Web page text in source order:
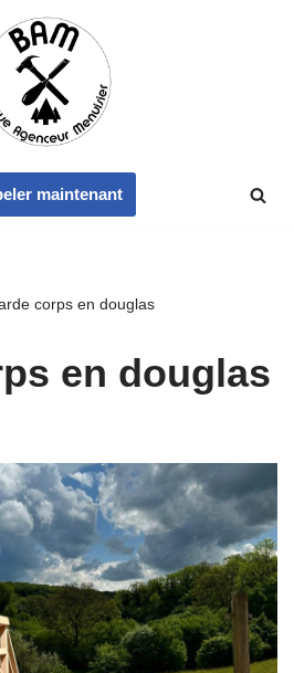
maintenant
corps en douglas
en douglas